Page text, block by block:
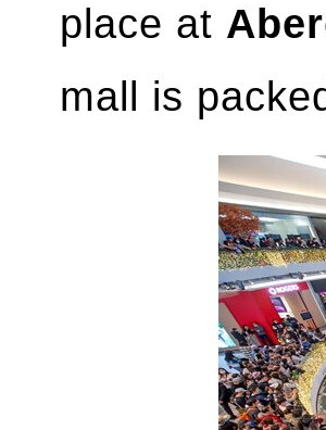
place at
mall is